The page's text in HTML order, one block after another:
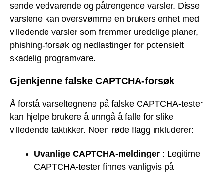
sende vedvarende og påtrengende varsler. Disse
varslene kan oversvømme en brukers enhet med
villedende varsler som fremmer uredelige planer,
phishing-forsøk og nedlastinger for potensielt
skadelig programvare.
Gjenkjenne falske CAPTCHA-forsøk
Å forstå varseltegnene på falske CAPTCHA-tester
kan hjelpe brukere å unngå å falle for slike
villedende taktikker. Noen røde flagg inkluderer:
Uvanlige CAPTCHA-meldinger : Legitime
CAPTCHA-tester finnes vanligvis på